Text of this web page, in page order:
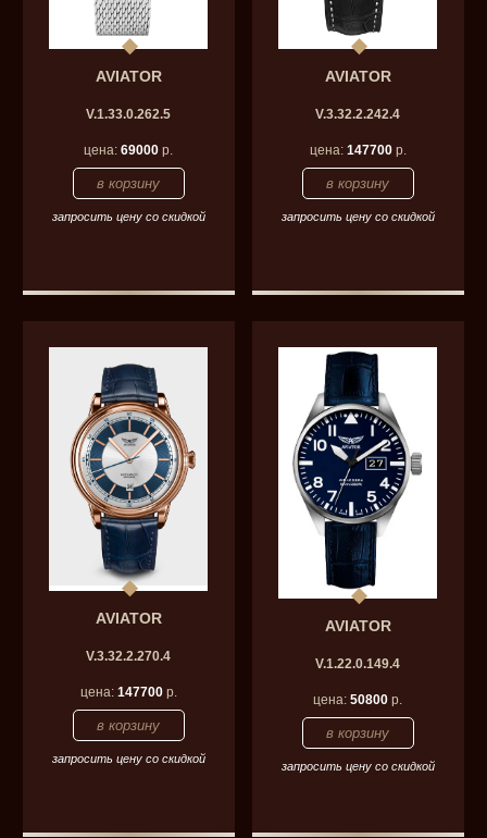
AVIATOR
V.1.33.0.262.5
цена:69000 р.
запросить цену со скидкой
AVIATOR
V.3.32.2.242.4
цена: 147700р.
запросить цену со скидкой
AVIATOR
V.3.32.2.270.4
цена: 147700р.
запросить цену со скидкой
AVIATOR
V.1.22.0.149.4
цена:50800 р.
запросить цену со скидкой